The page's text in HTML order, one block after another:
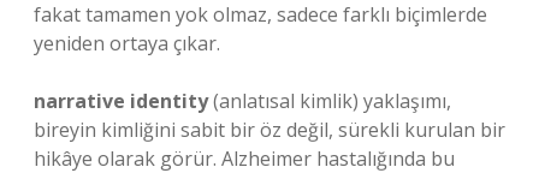
fakat tamamen yok olmaz, sadece farklı biçimlerde
yeniden ortaya çıkar.
narrative identity(anlatısal kimlik) yaklaşımı,
bireyin kimliğini sabit bir öz değil, sürekli kurulan bir
hikâye olarak görür. Alzheimer hastalığında bu